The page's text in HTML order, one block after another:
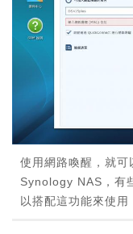
使用網路喚醒，就
Synology NAS，有
以搭配這功能來使用